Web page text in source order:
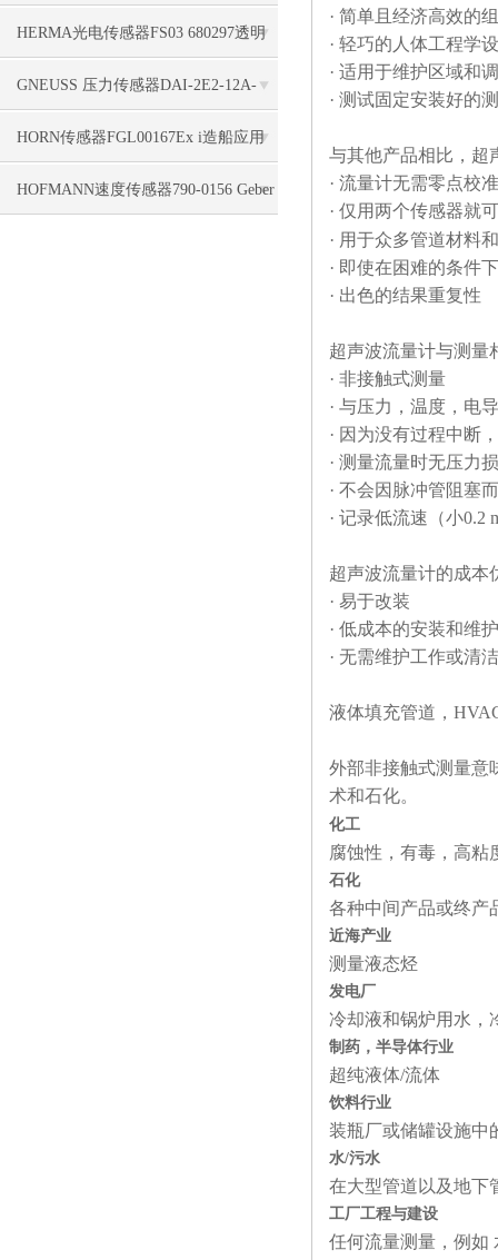
HERMA光电传感器FS03 680297透明
标签使用
GNEUSS 压力传感器DAI-2E2-12A-
B50Z-S0-F5-R-W-6P支持
HORN传感器FGL00167Ex i造船应用
HOFMANN速度传感器790-0156 Geber
· 简单且经济高效的
· 轻巧的人体工程学
· 适用于维护区域和
· 测试固定安装好的
与其他产品相比，超
· 流量计无需零点校准
· 仅用两个传感器就
· 用于众多管道材料
· 即使在困难的条件
· 出色的结果重复性
超声波流量计与测量
· 非接触式测量
· 与压力，温度，电
· 因为没有过程中断
· 测量流量时无压力
· 不会因脉冲管阻塞
· 记录低流速（小0.2
超声波流量计的成本
· 易于改装
· 低成本的安装和维护
· 无需维护工作或清
液体填充管道，
外部非接触式测量意
术和石化。
化工
腐蚀性，有毒，高粘
石化
各种中间产品或终产
近海产业
测量液态烃
发电厂
冷却液和锅炉用水，
制药，半导体行业
超纯液体/流体
饮料行业
装瓶厂或储罐设施中
水/污水
在大型管道以及地下
工厂工程与建设
任何流量测量，例如